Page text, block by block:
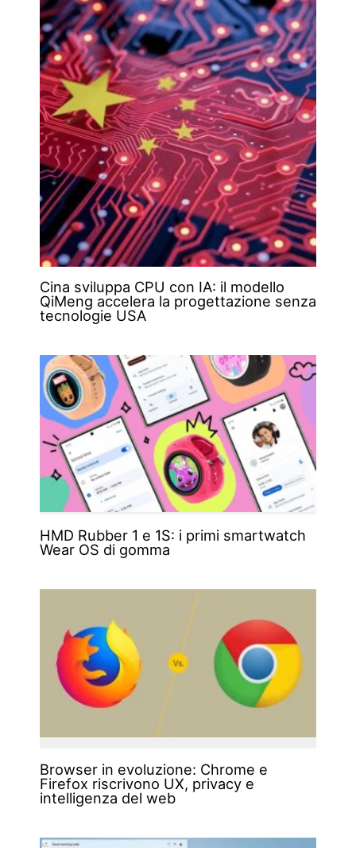
Cina sviluppa CPU con IA: il modello
QiMeng accelera la progettazione senza
tecnologie USA
HMD Rubber 1 e 1S: i primi smartwatch
Wear OS di gomma
Browser in evoluzione: Chrome e
Firefox riscrivono UX, privacy e
intelligenza del web